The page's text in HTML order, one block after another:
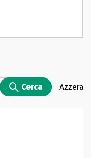
Cerca Azzera